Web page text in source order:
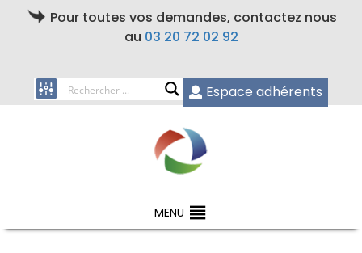
Pour toutes vos demandes, contactez nous
au 03 20 72 02 92
Espace adhérents
MENU